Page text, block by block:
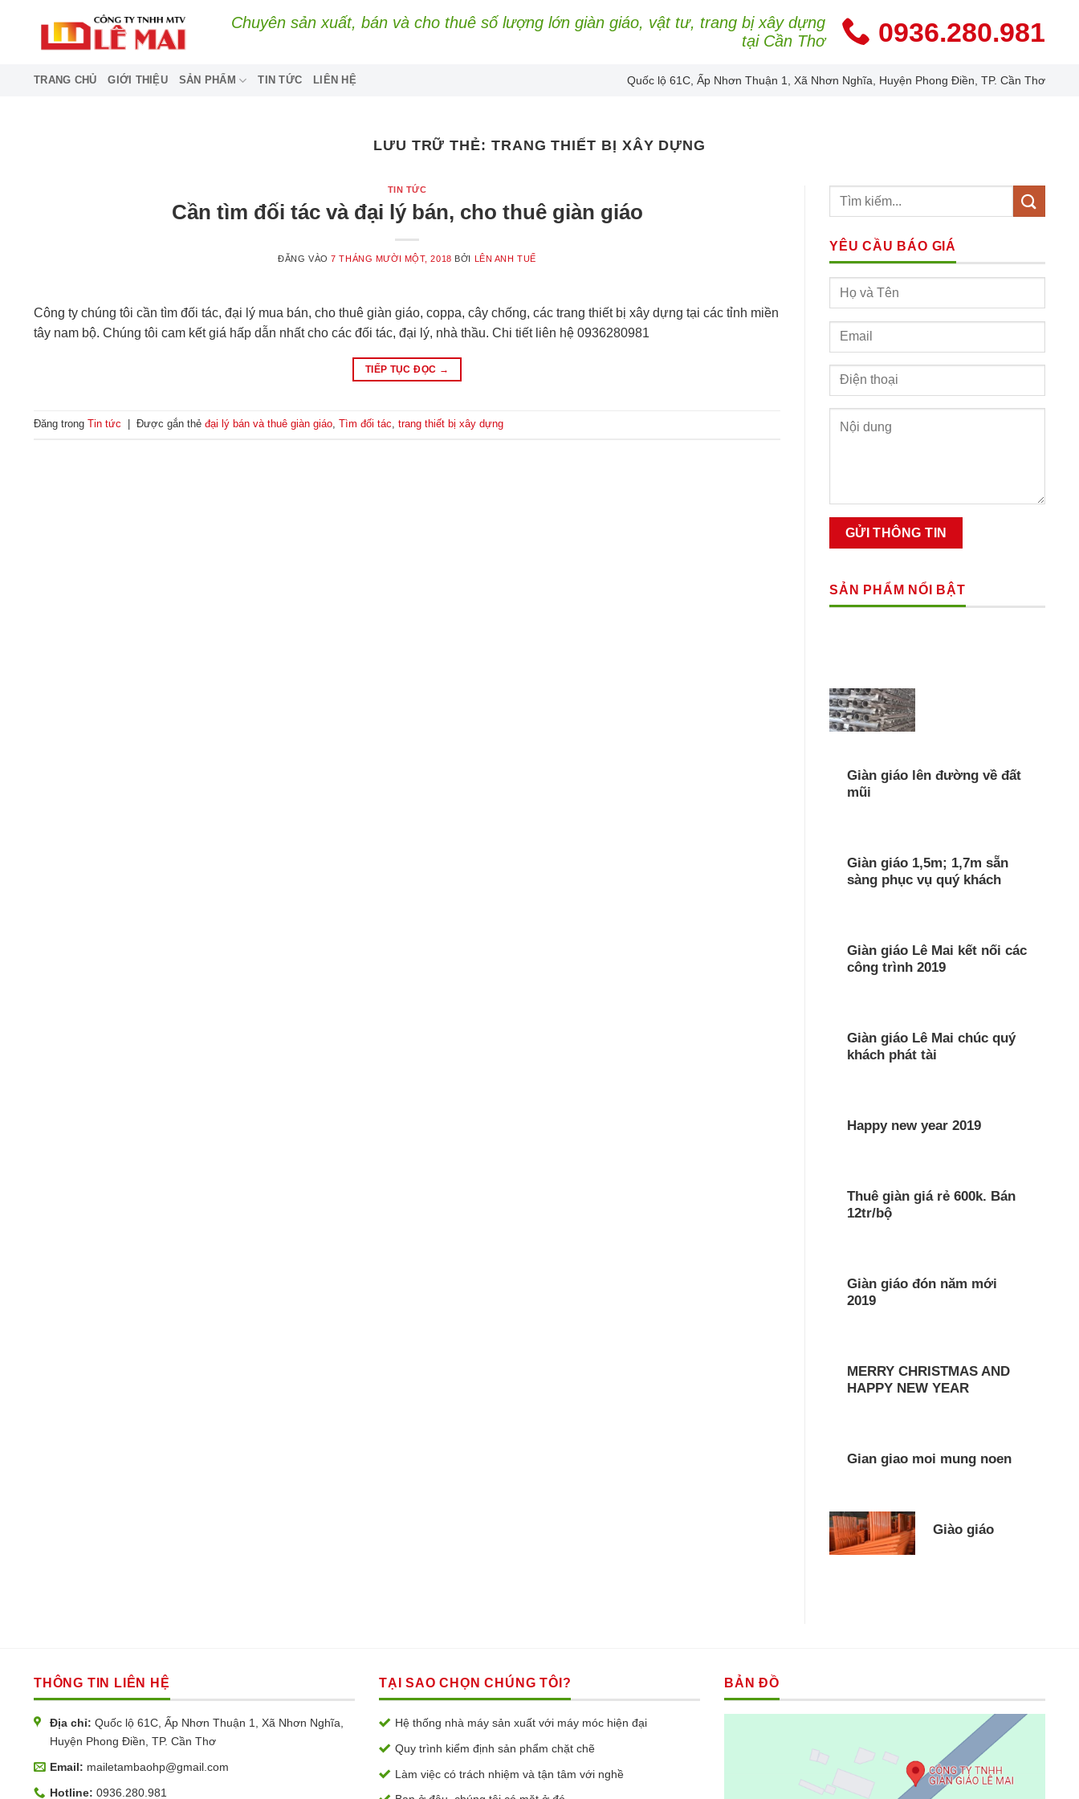
Chuyên sản xuất, bán và cho thuê số lượng lớn giàn giáo, vật tư, trang bị xây dựng
tại Cần Thơ
0936.280.981
TRANG CHỦ GIỚI THIỆU SẢN PHẨM TIN TỨC LIÊN HỆ Quốc lộ 61C, Ấp Nhơn Thuận 1, Xã Nhơn Nghĩa, Huyện Phong Điền, TP. Cần Thơ
LƯU TRỮ THẺ: TRANG THIẾT BỊ XÂY DỰNG
TIN TỨC
Cần tìm đối tác và đại lý bán, cho thuê giàn giáo
ĐĂNG VÀO7 THÁNG MƯỜI MỘT, 2018 BỞI LÊN ANH TUẾ
Công ty chúng tôi cần tìm đối tác, đại lý mua bán, cho thuê giàn giáo, coppa, cây chống, các trang thiết bị xây dựng tại các tỉnh miền
tây nam bộ. Chúng tôi cam kết giá hấp dẫn nhất cho các đối tác, đại lý, nhà thầu. Chi tiết liên hệ 0936280981
TIẾP TỤC ĐỌC →
Đăng trong Tin tức Được gắn thẻ đại lý bán và thuê giàn giáo, Tìm đối tác, trang thiết bị xây dựng
YÊU CẦU BÁO GIÁ
SẢN PHẨM NỔI BẬT
Giàn giáo lên đường về đất
mũi
Giàn giáo 1,5m; 1,7m sẵn
sàng phục vụ quý khách
Giàn giáo Lê Mai kết nối các
công trình 2019
Giàn giáo Lê Mai chúc quý
khách phát tài
Happy new year 2019
Thuê giàn giá rẻ 600k. Bán
12tr/bộ
Giàn giáo đón năm mới
2019
MERRY CHRISTMAS AND
HAPPY NEW YEAR
Gian giao moi mung noen
Giào giáo
THÔNG TIN LIÊN HỆ
Địa chỉ: Quốc lộ 61C, Ấp Nhơn Thuận 1, Xã Nhơn Nghĩa,
Huyện Phong Điền, TP. Cần Thơ
Email: mailetambaohp@gmail.com
Hotline: 0936.280.981
TẠI SAO CHỌN CHÚNG TÔI?
Hệ thống nhà máy sản xuất với máy móc hiện đại
Quy trình kiểm định sản phẩm chặt chẽ
Làm việc có trách nhiệm và tận tâm với nghề
BẢN ĐỒ